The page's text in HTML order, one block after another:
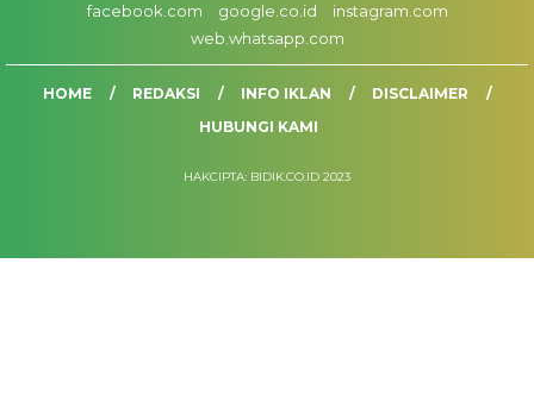
facebook.com
google.co.id
instagram.com
web.whatsapp.com
HOME REDAKSI INFO IKLAN
DISCLAIMER
HUBUNGI KAMI
HAKCIPTA: BIDIK.CO.ID 2023